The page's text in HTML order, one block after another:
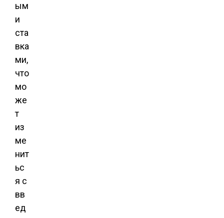
ым
и
ста
вка
ми,
что
мо
же
т
из
ме
нит
ьс
я с
вв
ед